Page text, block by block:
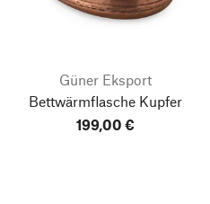
Güner Eksport
Bettwärmflasche Kupfer
199,00 €